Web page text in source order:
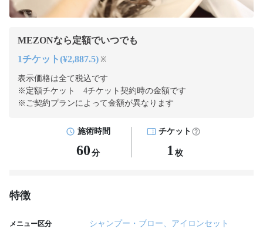
MEZONなら定額でいつでも
1チケット(¥2,887.5) ※
表示価格は全て税込です
※定額チケット 4チケット契約時の金額です
※ご契約プランによって金額が異なります
施術時間
60 分
チケット
1 枚
特徴
メニュー区分 シャンプー・ブロー、アイロンセット